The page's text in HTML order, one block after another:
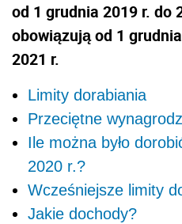
od 1 grudnia 2019 r. do
obowiązują od 1
2021 r.
Limity dorabiania
Przeciętne
Ile można było
2020 r.?
Wcześniejsze limity
Jakie dochody?